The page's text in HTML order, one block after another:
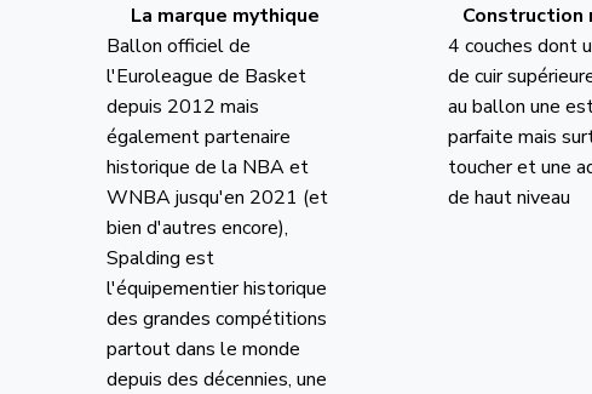
La marque mythique
Ballon officiel de
l'Euroleague de Basket
depuis 2012 mais
également partenaire
historique de la NBA et
WNBA jusqu'en 2021 (et
bien d'autres encore),
Spalding est
l'équipementier historique
des grandes compétitions
partout dans le monde
depuis des décennies, une
Construction
4 couches dont
de cuir
au ballon une
parfaite mais
toucher et une
de haut niveau